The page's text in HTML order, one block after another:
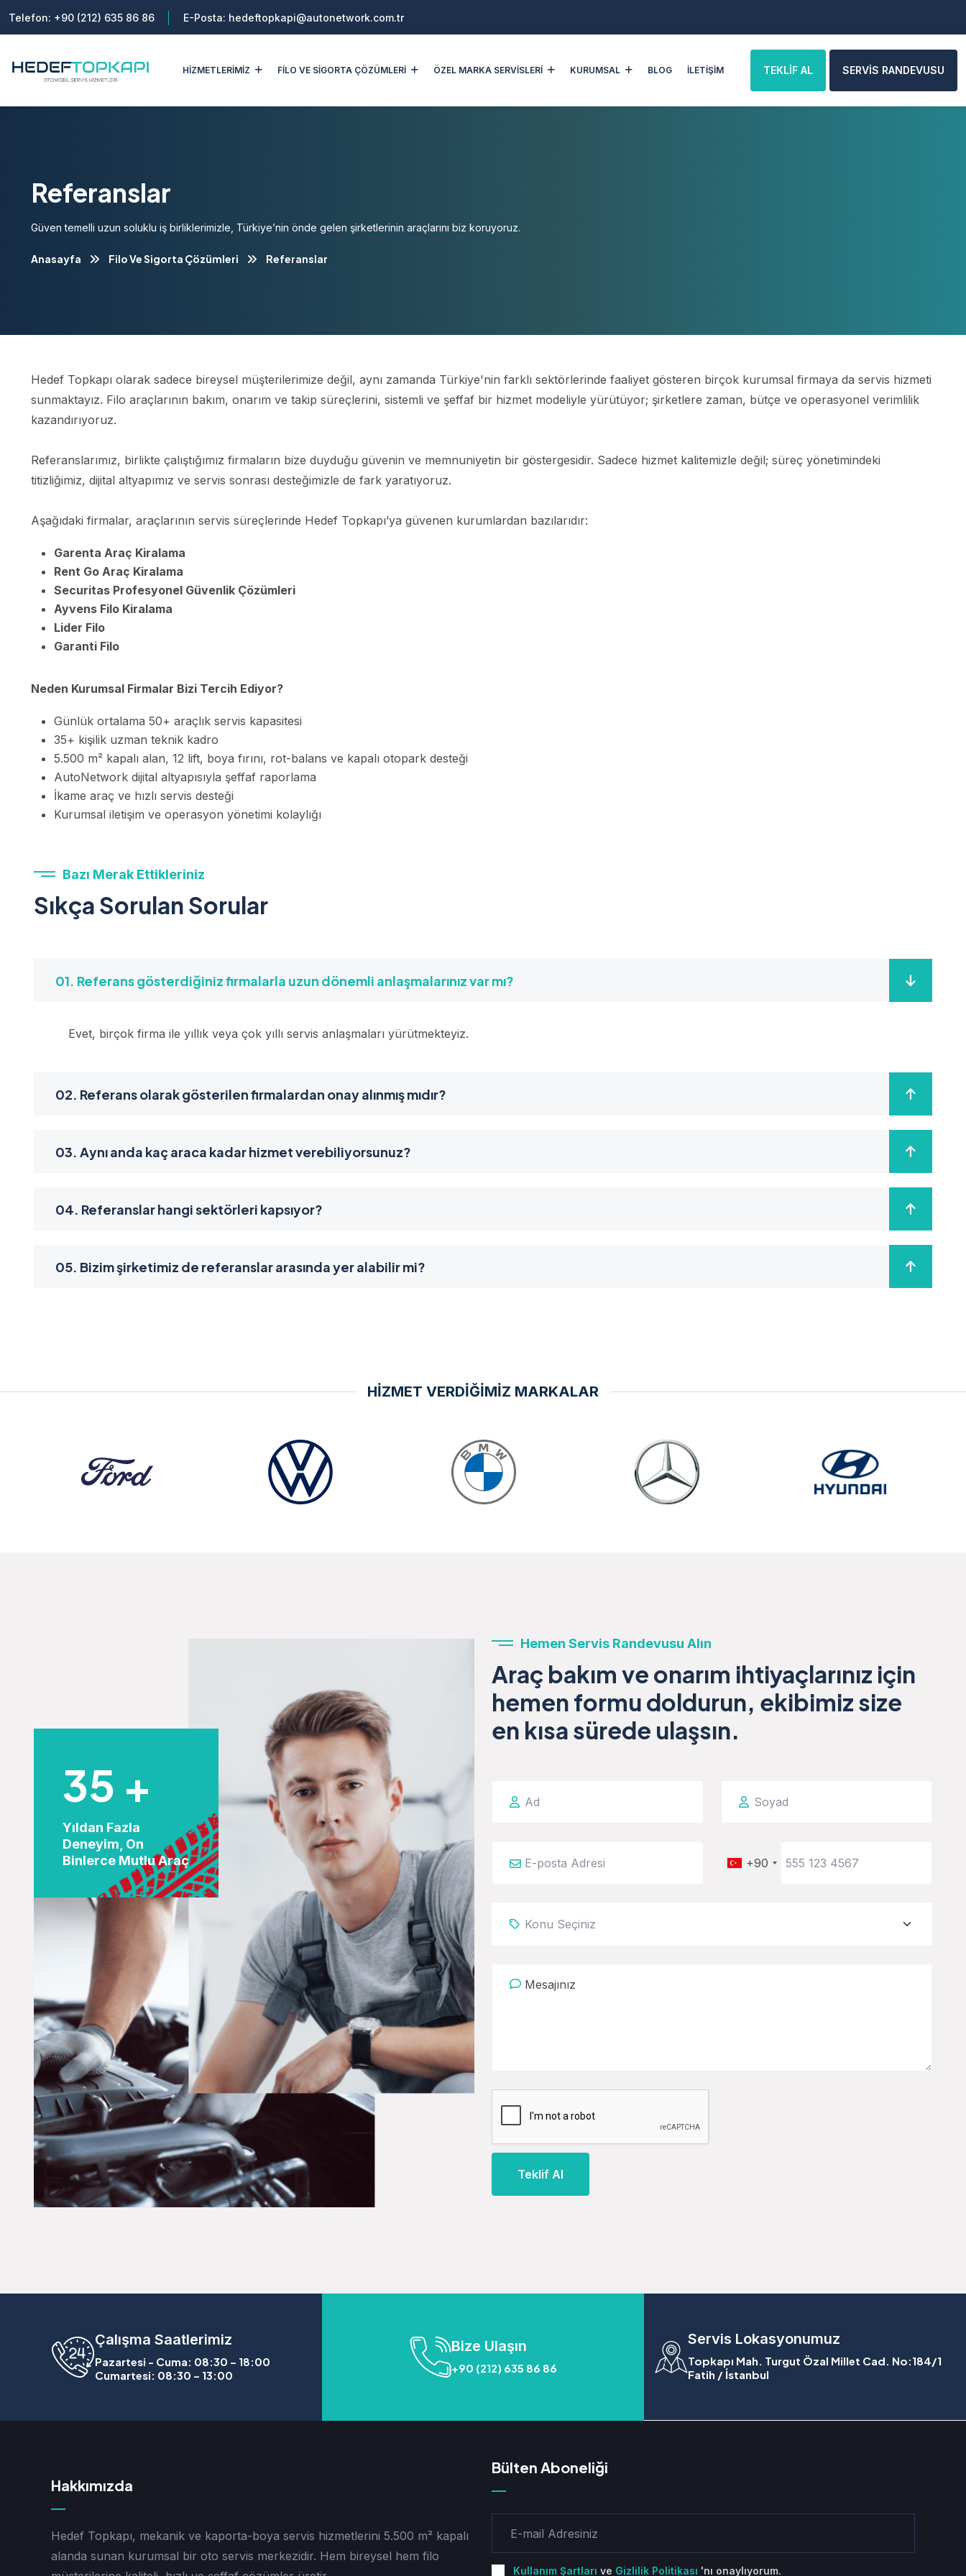
Telefon: +90 (212) 635 86 86 E-Posta: hedeftopkapi@autonetwork.com.tr
HİZMETLERİMİZ FİLO VE SİGORTA ÇÖZÜMLERİ ÖZEL MARKA SERVİSLERİ KURUMSAL BLOG İLETİŞİM TEKLİF AL SERVİS RANDEVUSU
Referanslar
Güven temelli uzun soluklu iş birliklerimizle, Türkiye’nin önde gelen şirketlerinin araçlarını biz koruyoruz.
Anasayfa Filo Ve Sigorta Çözümleri Referanslar
Hedef Topkapı olarak sadece bireysel müşterilerimize değil, aynı zamanda Türkiye'nin farklı sektörlerinde faaliyet gösteren birçok kurumsal firmaya da servis hizmeti
sunmaktayız. Filo araçlarının bakım, onarım ve takip süreçlerini, sistemli ve şeffaf bir hizmet modeliyle yürütüyor; şirketlere zaman, bütçe ve operasyonel verimlilik
kazandırıyoruz.
Referanslarımız, birlikte çalıştığımız firmaların bize duyduğu güvenin ve memnuniyetin bir göstergesidir. Sadece hizmet kalitemizle değil; süreç yönetimindeki
titizliğimiz, dijital altyapımız ve servis sonrası desteğimizle de fark yaratıyoruz.
Aşağıdaki firmalar, araçlarının servis süreçlerinde Hedef Topkapı’ya güvenen kurumlardan bazılarıdır:
Garenta Araç Kiralama
Rent Go Araç Kiralama
Securitas Profesyonel Güvenlik Çözümleri
Ayvens Filo Kiralama
Lider Filo
Garanti Filo
Neden Kurumsal Firmalar Bizi Tercih Ediyor?
Günlük ortalama 50+ araçlık servis kapasitesi
35+ kişilik uzman teknik kadro
5.500 m² kapalı alan, 12 lift, boya fırını, rot-balans ve kapalı otopark desteği
AutoNetwork dijital altyapısıyla şeffaf raporlama
İkame araç ve hızlı servis desteği
Kurumsal iletişim ve operasyon yönetimi kolaylığı
Bazı Merak Ettikleriniz
Sıkça Sorulan Sorular
01. Referans gösterdiğiniz firmalarla uzun dönemli anlaşmalarınız var mı?
Evet, birçok firma ile yıllık veya çok yıllı servis anlaşmaları yürütmekteyiz.
02. Referans olarak gösterilen firmalardan onay alınmış mıdır?
03. Aynı anda kaç araca kadar hizmet verebiliyorsunuz?
04. Referanslar hangi sektörleri kapsıyor?
05. Bizim şirketimiz de referanslar arasında yer alabilir mi?
HİZMET VERDİĞİMİZ MARKALAR
35 +
Yıldan Fazla
Deneyim, On
Binlerce Mutlu Araç
Hemen Servis Randevusu Alın
Araç bakım ve onarım ihtiyaçlarınız için
hemen formu doldurun, ekibimiz size
en kısa sürede ulaşsın.
+90
Teklif Al
Çalışma Saatlerimiz
Pazartesi - Cuma: 08:30 – 18:00
Cumartesi: 08:30 – 13:00
Bize Ulaşın
+90 (212) 635 86 86
Servis Lokasyonumuz
Topkapı Mah. Turgut Özal Millet Cad. No:184/1
Fatih / İstanbul
Hakkımızda
Hedef Topkapı, mekanik ve kaporta-boya servis hizmetlerini 5.500 m² kapalı
alanda sunan kurumsal bir oto servis merkezidir. Hem bireysel hem filo
Bülten Aboneliği
Kullanım Şartları ve Gizlilik Politikası 'nı onaylıyorum.